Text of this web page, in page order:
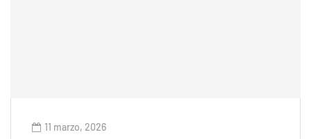
11 marzo, 2026